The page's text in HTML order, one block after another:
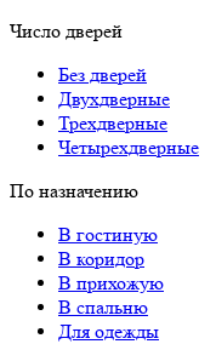
Число дверей
Без дверей
Двухдверные
Трехдверные
Четырехдверные
По назначению
В гостиную
В коридор
В прихожую
В спальню
Для одежды